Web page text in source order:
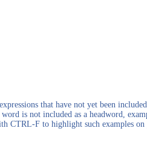
that have not yet been
is not included as a headword,
CTRL-F to highlight such examples on